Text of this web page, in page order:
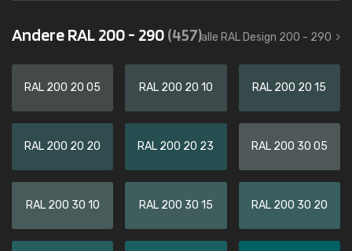
Andere RAL 200 - 290(457)alle RAL Design 200 - 290
RAL 200 20 05 RAL 200 20 10 RAL 200 20 15
RAL 200 20 20 RAL 200 20 23 RAL 200 30 05
RAL 200 30 10 RAL 200 30 15 RAL 200 30 20